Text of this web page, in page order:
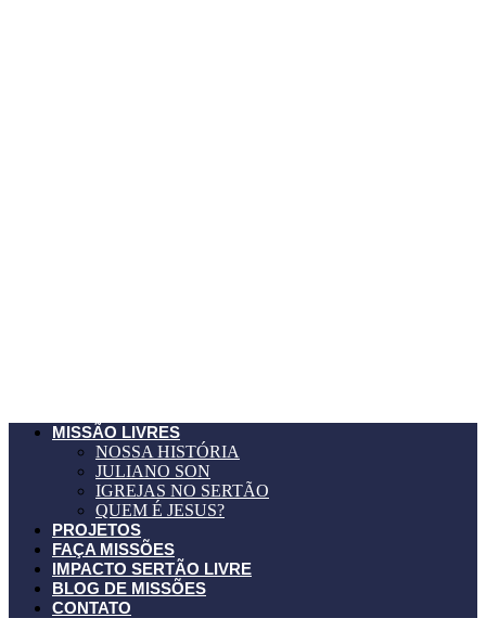
MISSÃO LIVRES
NOSSA HISTÓRIA
JULIANO SON
IGREJAS NO SERTÃO
QUEM É JESUS?
PROJETOS
FAÇA MISSÕES
IMPACTO SERTÃO LIVRE
BLOG DE MISSÕES
CONTATO